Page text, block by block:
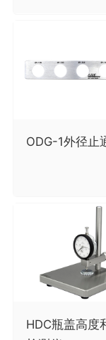
ODG-1外径止
HDC瓶盖高度